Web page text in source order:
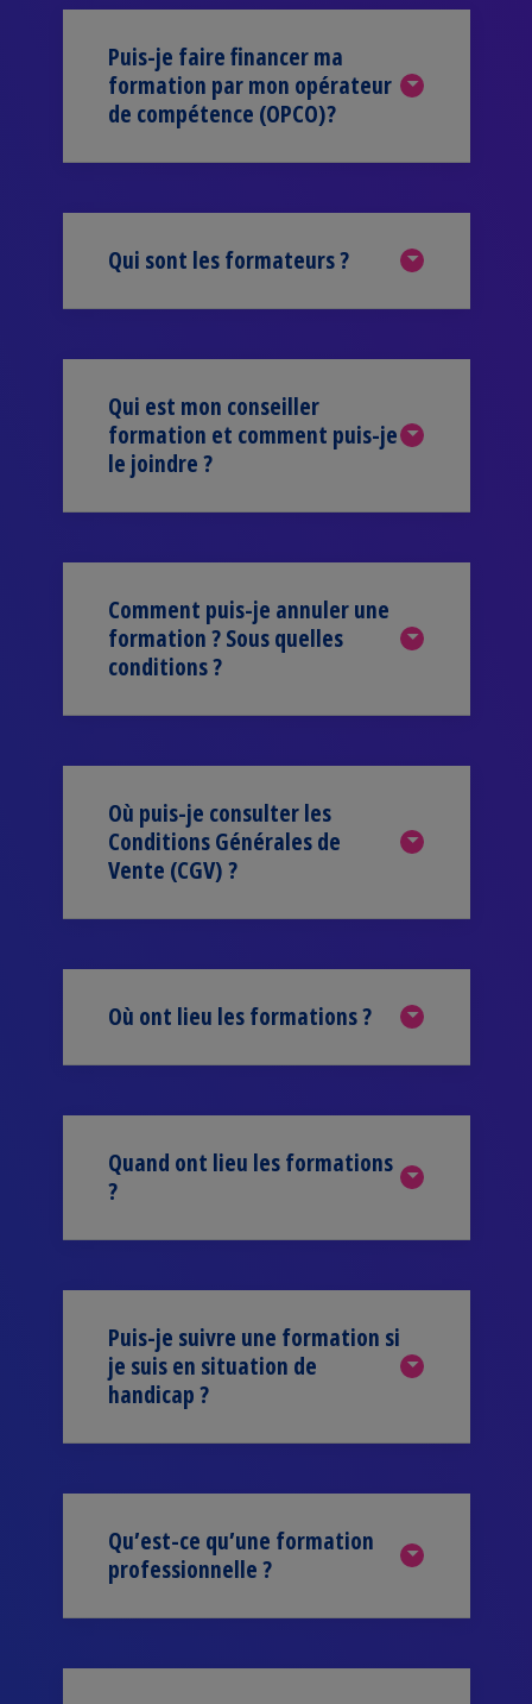
Puis-je faire financer ma
formation par mon opérateur
de compétence (OPCO)?
Qui sont les formateurs ?
Qui est mon conseiller
formation et comment puis-je
le joindre ?
Comment puis-je annuler une
formation ? Sous quelles
conditions ?
Où puis-je consulter les
Conditions Générales de
Vente (CGV) ?
Où ont lieu les formations ?
Quand ont lieu les formations
?
Puis-je suivre une formation si
je suis en situation de
handicap ?
Qu’est-ce qu’une formation
professionnelle ?